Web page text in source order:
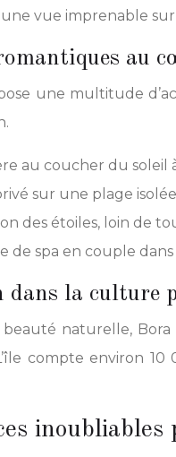
vue imprenable
au
une multitude
au coucher du
sur une plage
des étoiles, loin de
de spa en couple
dans la culture
naturelle,
compte environ